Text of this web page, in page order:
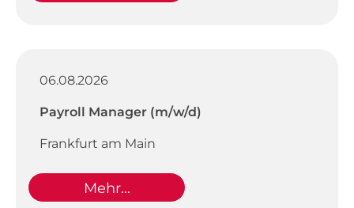
06.08.2026
Payroll Manager (m/w/d)
Frankfurt am Main
Mehr...